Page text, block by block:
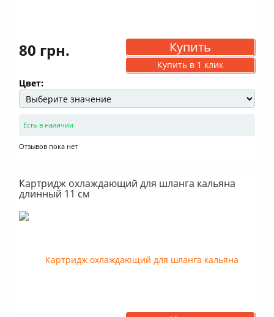
80 грн. Купить
Купить в 1 клик
Цвет:
Есть в наличии
Отзывов пока нет
Картридж охлаждающий для шланга кальяна
длинный 11 см